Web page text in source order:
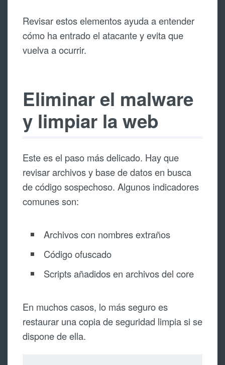
Revisar estos elementos ayuda a entender
cómo ha entrado el atacante y evita que
vuelva a ocurrir.
Eliminar el malware
y limpiar la web
Este es el paso más delicado. Hay que
revisar archivos y base de datos en busca
de código sospechoso. Algunos indicadores
comunes son:
Archivos con nombres extraños
Código ofuscado
Scripts añadidos en archivos del core
En muchos casos, lo más seguro es
restaurar una copia de seguridad limpia si se
dispone de ella.